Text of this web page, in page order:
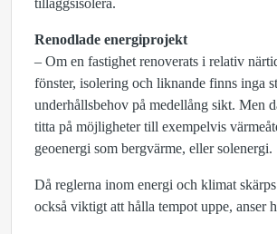
tilläggsisolera.
Renodlade energiprojekt
– Om en fastighet renoverats i relativ
fönster, isolering och liknande finns inga
underhållsbehov på medellång sikt. Men
titta på möjligheter till exempelvis
geoenergi som bergvärme, eller solenergi.
Då reglerna inom energi och klimat
också viktigt att hålla tempot uppe, anser